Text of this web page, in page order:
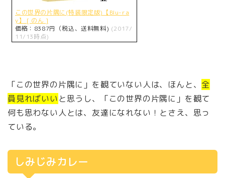
この世界の片隅に(特装限定版)【Blu-ra
y】 [ のん ]
価格：8387円（税込、送料無料) (2017/
11/13時点)
「この世界の片隅に」を観ていない人は、ほんと、 全
員見ればいいと思うし、「この世界の片隅に」を観て
何も思わない人とは、友達になれない！とさえ、思っ
ている。
しみじみカレー